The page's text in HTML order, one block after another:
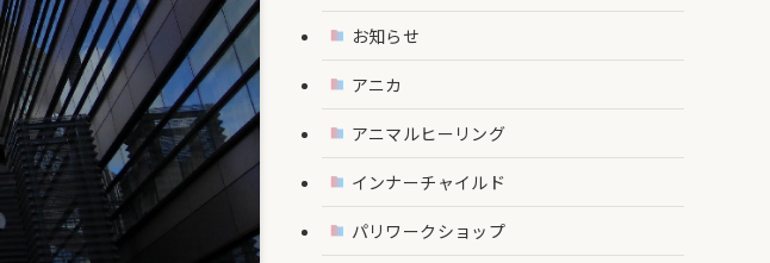
お知らせ
アニカ
アニマルヒーリング
インナーチャイルド
パリワークショップ